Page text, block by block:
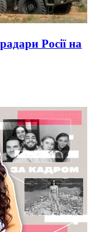
Росії на